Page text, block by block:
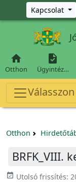
Ugrás a főKapcsolat

Otthon

Ügyintéz…
Otthon
BRFK_VIII.
event_available Utolsó frissítés: